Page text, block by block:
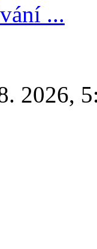
...
2026,